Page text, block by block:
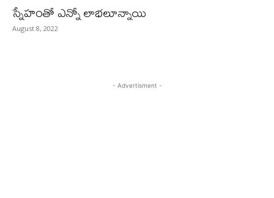
స్నేహంతో ఎన్నో లాభలూన్నాయి
August 8, 2022
- Advertisment -